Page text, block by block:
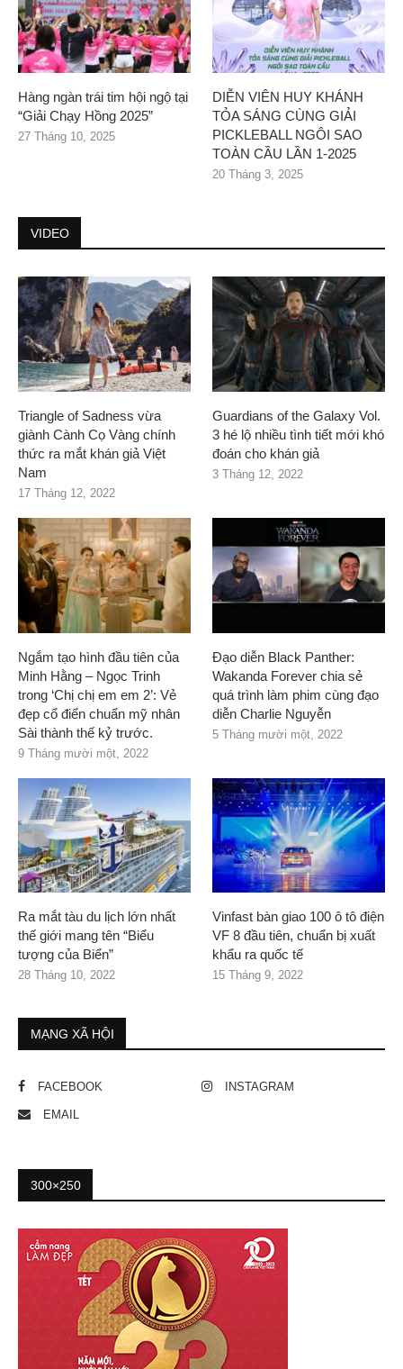
Hàng ngàn trái tim hội ngộ tại
“Giải Chạy Hồng 2025”
27 Tháng 10, 2025
DIỄN VIÊN HUY KHÁNH
TỎA SÁNG CÙNG GIẢI
PICKLEBALL NGÔI SAO
TOÀN CẦU LẦN 1-2025
20 Tháng 3, 2025
VIDEO
Triangle of Sadness vừa
giành Cành Cọ Vàng chính
thức ra mắt khán giả Việt
Nam
17 Tháng 12, 2022
Guardians of the Galaxy Vol.
3 hé lộ nhiều tình tiết mới khó
đoán cho khán giả
3 Tháng 12, 2022
Ngắm tạo hình đầu tiên của
Minh Hằng – Ngọc Trinh
trong ‘Chị chị em em 2’: Vẻ
đẹp cổ điển chuẩn mỹ nhân
Sài thành thế kỷ trước.
9 Tháng mười một, 2022
Đạo diễn Black Panther:
Wakanda Forever chia sẻ
quá trình làm phim cùng đạo
diễn Charlie Nguyễn
5 Tháng mười một, 2022
Ra mắt tàu du lịch lớn nhất
thế giới mang tên “Biểu
tượng của Biển”
28 Tháng 10, 2022
Vinfast bàn giao 100 ô tô điện
VF 8 đầu tiên, chuẩn bị xuất
khẩu ra quốc tế
15 Tháng 9, 2022
MẠNG XÃ HỘI
FACEBOOK INSTAGRAM
EMAIL
300×250